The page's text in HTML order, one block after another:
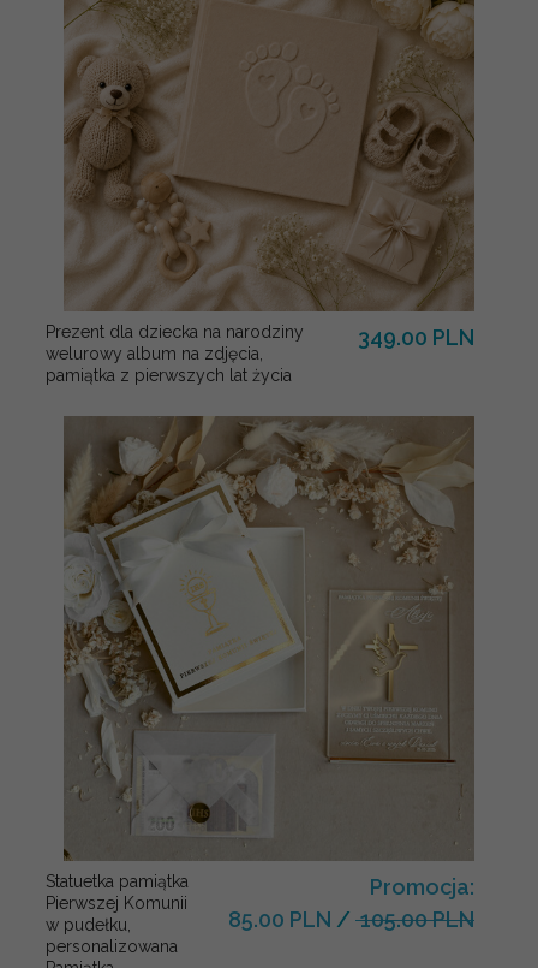
Prezent dla dziecka na narodziny
welurowy album na zdjęcia,
pamiątka z pierwszych lat życia
349.00 PLN
Statuetka pamiątka
Pierwszej Komunii
w pudełku,
personalizowana
Promocja:
85.00 PLN / 105.00 PLN